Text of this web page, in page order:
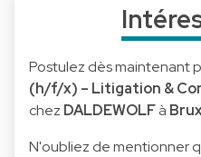
Postulez dès maintenant
(h/f/x) – Litigation &
chez DALDEWOLFà
N'oubliez de mentionner